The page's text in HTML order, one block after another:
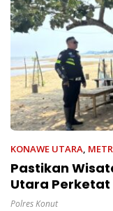
KONAWE UTARA,
Pastikan
Utara Perketat
Mega Beach
Polres Konut